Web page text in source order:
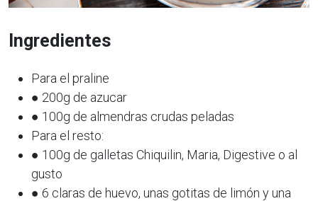
Ingredientes
Para el praline
● 200g de azucar
● 100g de almendras crudas peladas
Para el resto:
● 100g de galletas Chiquilin, Maria, Digestive o al
gusto
● 6 claras de huevo, unas gotitas de limón y una